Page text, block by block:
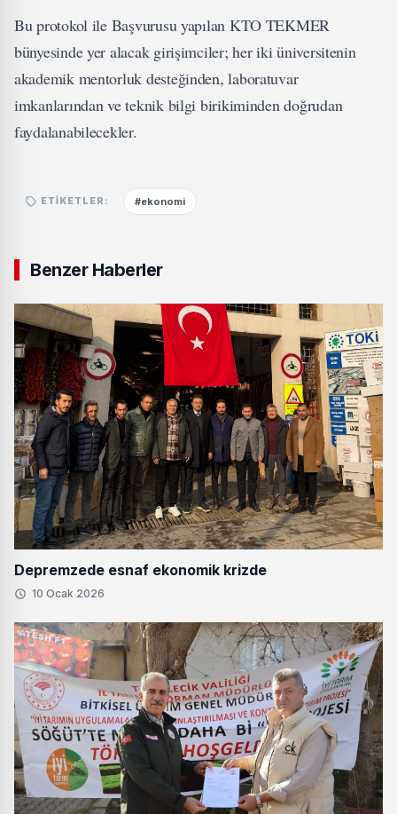
Bu protokol ile Başvurusu yapılan KTO TEKMER
bünyesinde yer alacak girişimciler; her iki üniversitenin
akademik mentorluk desteğinden, laboratuvar
imkanlarından ve teknik bilgi birikiminden doğrudan
faydalanabilecekler.
ETIKETLER: #ekonomi
Benzer Haberler
Depremzede esnaf ekonomik krizde
10 Ocak 2026